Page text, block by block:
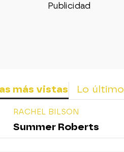
más vistas Lo último
RACHEL BILSON
Summer Roberts